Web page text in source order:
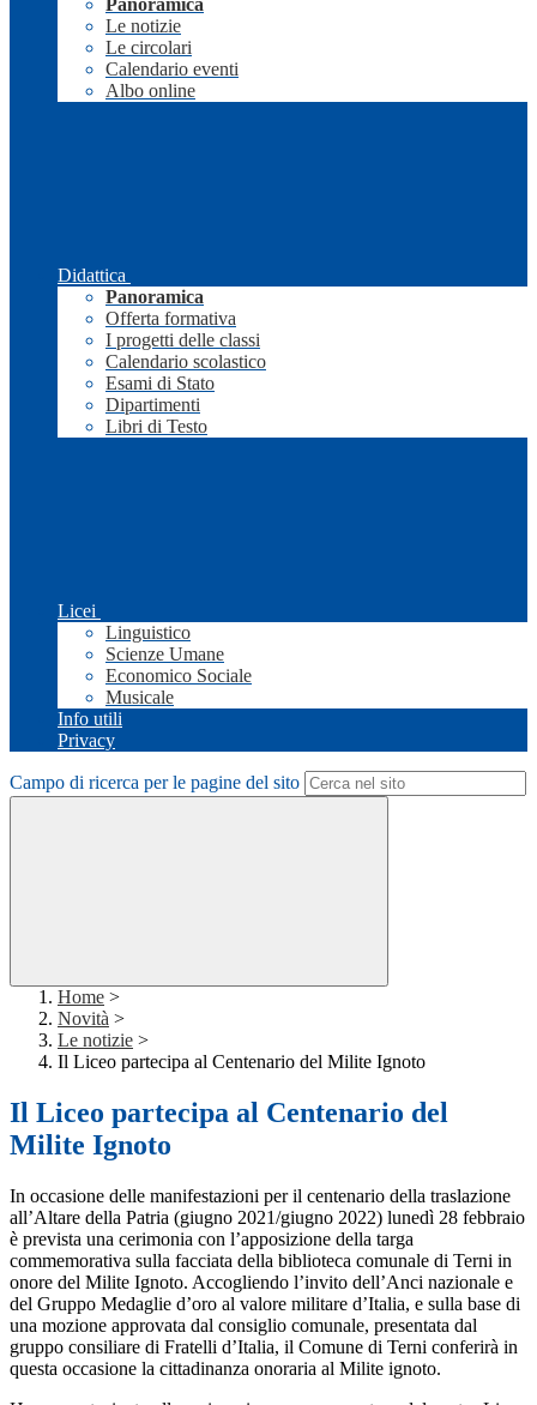
Panoramica
Le notizie
Le circolari
Calendario eventi
Albo online
Didattica
Panoramica
Offerta formativa
I progetti delle classi
Calendario scolastico
Esami di Stato
Dipartimenti
Libri di Testo
Licei
Linguistico
Scienze Umane
Economico Sociale
Musicale
Info utili
Privacy
Campo di ricerca per le pagine del sito
Home >
Novità >
Le notizie >
Il Liceo partecipa al Centenario del Milite Ignoto
Il Liceo partecipa al Centenario del
Milite Ignoto
In occasione delle manifestazioni per il centenario della traslazione
all’Altare della Patria (giugno 2021/giugno 2022) lunedì 28 febbraio
è prevista una cerimonia con l’apposizione della targa
commemorativa sulla facciata della biblioteca comunale di Terni in
onore del Milite Ignoto. Accogliendo l’invito dell’Anci nazionale e
del Gruppo Medaglie d’oro al valore militare d’Italia, e sulla base di
una mozione approvata dal consiglio comunale, presentata dal
gruppo consiliare di Fratelli d’Italia, il Comune di Terni conferirà in
questa occasione la cittadinanza onoraria al Milite ignoto.